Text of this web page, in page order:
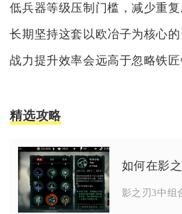
低兵器等级压制门槛，减少重复
长期坚持这套以欧冶子为核心
战力提升效率会远高于忽略铁匠
精选攻略
影之刃3中组